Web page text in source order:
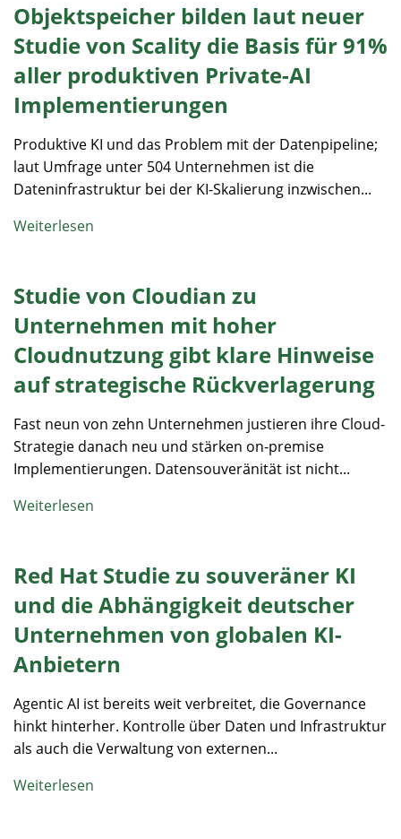
Objektspeicher bilden laut neuer
Studie von Scality die Basis für 91%
aller produktiven Private-AI
Implementierungen
Produktive KI und das Problem mit der Datenpipeline;
laut Umfrage unter 504 Unternehmen ist die
Dateninfrastruktur bei der KI-Skalierung inzwischen...
Weiterlesen
Studie von Cloudian zu
Unternehmen mit hoher
Cloudnutzung gibt klare Hinweise
auf strategische Rückverlagerung
Fast neun von zehn Unternehmen justieren ihre Cloud-
Strategie danach neu und stärken on-premise
Implementierungen​. Datensouveränität ist nicht...
Weiterlesen
Red Hat Studie zu souveräner KI
und die Abhängigkeit deutscher
Unternehmen von globalen KI-
Anbietern​
Agentic AI ist bereits weit verbreitet, die Governance
hinkt hinterher​. Kontrolle über Daten und Infrastruktur
als auch die Verwaltung von externen...
Weiterlesen